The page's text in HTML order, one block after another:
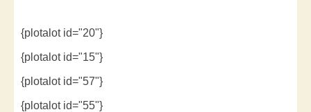
{plotalot id="20"}
{plotalot id="15"}
{plotalot id="57"}
{plotalot id="55"}